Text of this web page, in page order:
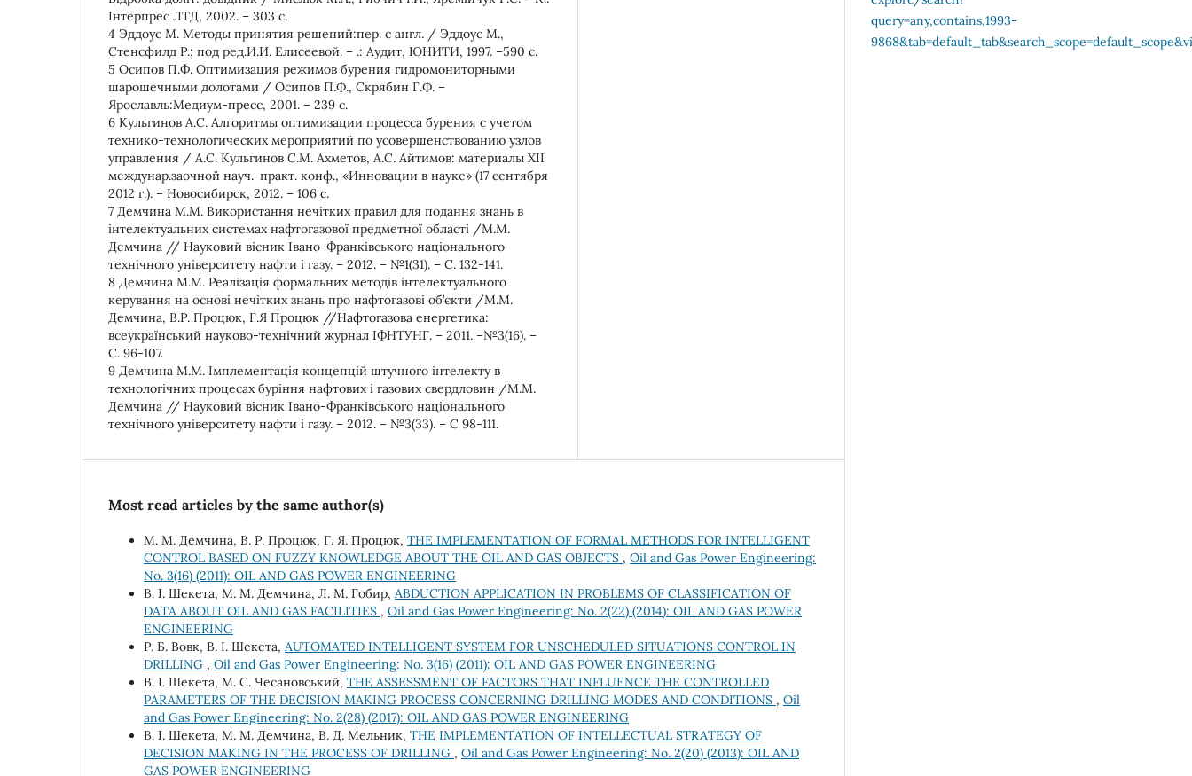
Інтерпрес ЛТД, 2002. – 303 с.
4 Эддоус М. Методы принятия решений:пер. с англ. / Эддоус М.,
Стенсфилд Р.; под ред.И.И. Елисеевой. – .: Аудит, ЮНИТИ, 1997. –590 с.
5 Осипов П.Ф. Оптимизация режимов бурения гидромониторными
шарошечными долотами / Осипов П.Ф., Скрябин Г.Ф. –
Ярославль:Медиум-пресс, 2001. – 239 с.
6 Кульгинов А.С. Алгоритмы оптимизации процесса бурения с учетом
технико-технологических мероприятий по усовершенствованию узлов
управления / А.С. Кульгинов С.М. Ахметов, А.С. Айтимов: материалы XII
междунар.заочной науч.-практ. конф., «Инновации в науке» (17 сентября
2012 г.). – Новосибирск, 2012. – 106 с.
7 Демчина М.М. Використання нечітких правил для подання знань в
інтелектуальних системах нафтогазової предметної області /М.М.
Демчина // Науковий вісник Івано-Франківського національного
технічного університету нафти і газу. – 2012. – №1(31). – С. 132-141.
8 Демчина М.М. Реалізація формальних методів інтелектуального
керування на основі нечітких знань про нафтогазові об’єкти /М.М.
Демчина, В.Р. Процюк, Г.Я Процюк //Нафтогазова енергетика:
всеукраїнський науково-технічний журнал ІФНТУНГ. – 2011. –№3(16). –
С. 96-107.
9 Демчина М.М. Імплементація концепцій штучного інтелекту в
технологічних процесах буріння нафтових і газових свердловин /М.М.
Демчина // Науковий вісник Івано-Франківського національного
технічного університету нафти і газу. – 2012. – №3(33). – С 98-111.
Most read articles by the same author(s)
М. М. Демчина, В. Р. Процюк, Г. Я. Процюк, THE IMPLEMENTATION OF FORMAL METHODS FOR INTELLIGENT
CONTROL BASED ON FUZZY KNOWLEDGE ABOUT THE OIL AND GAS OBJECTS , Oil and Gas Power Engineering:
No. 3(16) (2011): OIL AND GAS POWER ENGINEERING
В. І. Шекета, М. М. Демчина, Л. М. Гобир, ABDUCTION APPLICATION IN PROBLEMS OF CLASSIFICATION OF
DATA ABOUT OIL AND GAS FACILITIES , Oil and Gas Power Engineering: No. 2(22) (2014): OIL AND GAS POWER
ENGINEERING
Р. Б. Вовк, В. І. Шекета, AUTOMATED INTELLIGENT SYSTEM FOR UNSCHEDULED SITUATIONS CONTROL IN
DRILLING , Oil and Gas Power Engineering: No. 3(16) (2011): OIL AND GAS POWER ENGINEERING
В. І. Шекета, М. С. Чесановський, THE ASSESSMENT OF FACTORS THAT INFLUENCE THE CONTROLLED
PARAMETERS OF THE DECISION MAKING PROCESS CONCERNING DRILLING MODES AND CONDITIONS , Oil
and Gas Power Engineering: No. 2(28) (2017): OIL AND GAS POWER ENGINEERING
В. І. Шекета, М. М. Демчина, В. Д. Мельник, THE IMPLEMENTATION OF INTELLECTUAL STRATEGY OF
DECISION MAKING IN THE PROCESS OF DRILLING , Oil and Gas Power Engineering: No. 2(20) (2013): OIL AND
GAS POWER ENGINEERING